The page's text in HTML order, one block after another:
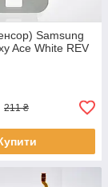
Samsung
Ace White REV
211 ₴